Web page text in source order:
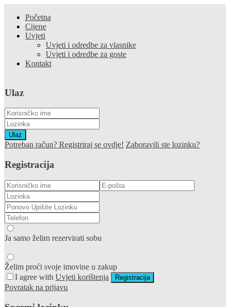
Početna
Cijene
Uvjeti
Uvjeti i odredbe za vlasnike
Uvjeti i odredbe za goste
Kontakt
Ulaz
Ulaz
Potreban račun? Registriraj se ovdje! Zaboravili ste lozinku?
Registracija
Ja samo želim rezervirati sobu
Želim proći svoje imovine u zakup
I agree with Uvjeti korištenja Registracija
Povratak na prijavu